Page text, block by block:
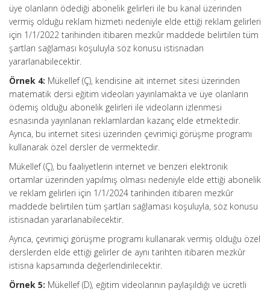
üye olanların ödediği abonelik gelirleri ile bu kanal üzerinden
vermiş olduğu reklam hizmeti nedeniyle elde ettiği reklam gelirleri
için 1/1/2022 tarihinden itibaren mezkûr maddede belirtilen tüm
şartları sağlaması koşuluyla söz konusu istisnadan
yararlanabilecektir.
Örnek 4: Mükellef (Ç), kendisine ait internet sitesi üzerinden
matematik dersi eğitim videoları yayınlamakta ve üye olanların
ödemiş olduğu abonelik gelirleri ile videoların izlenmesi
esnasında yayınlanan reklamlardan kazanç elde etmektedir.
Ayrıca, bu internet sitesi üzerinden çevrimiçi görüşme programı
kullanarak özel dersler de vermektedir.
Mükellef (Ç), bu faaliyetlerin internet ve benzeri elektronik
ortamlar üzerinden yapılmış olması nedeniyle elde ettiği abonelik
ve reklam gelirleri için 1/1/2024 tarihinden itibaren mezkûr
maddede belirtilen tüm şartları sağlaması koşuluyla, söz konusu
istisnadan yararlanabilecektir.
Ayrıca, çevrimiçi görüşme programı kullanarak vermiş olduğu özel
derslerden elde ettiği gelirler de aynı tarihten itibaren mezkûr
istisna kapsamında değerlendirilecektir.
Örnek 5: Mükellef (D), eğitim videolarının paylaşıldığı ve ücretli